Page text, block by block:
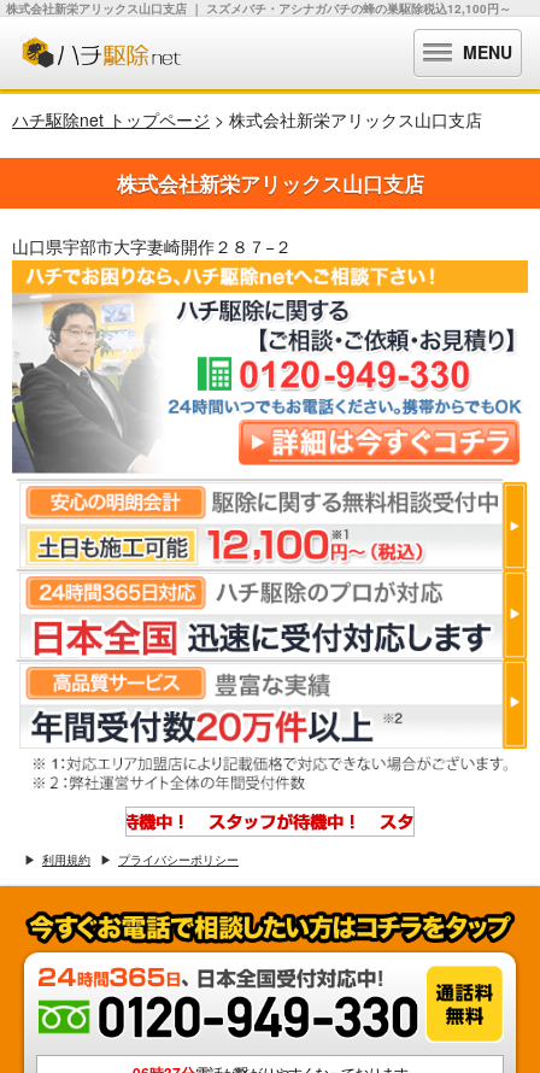
株式会社新栄アリックス山口支店 ｜ スズメバチ・アシナガバチの蜂の巣駆除税込12,100円～
MENU
ハチ駆除net トップページ > 株式会社新栄アリックス山口支店
株式会社新栄アリックス山口支店
山口県宇部市大字妻崎開作２８７−２
利用規約 プライバシーポリシー